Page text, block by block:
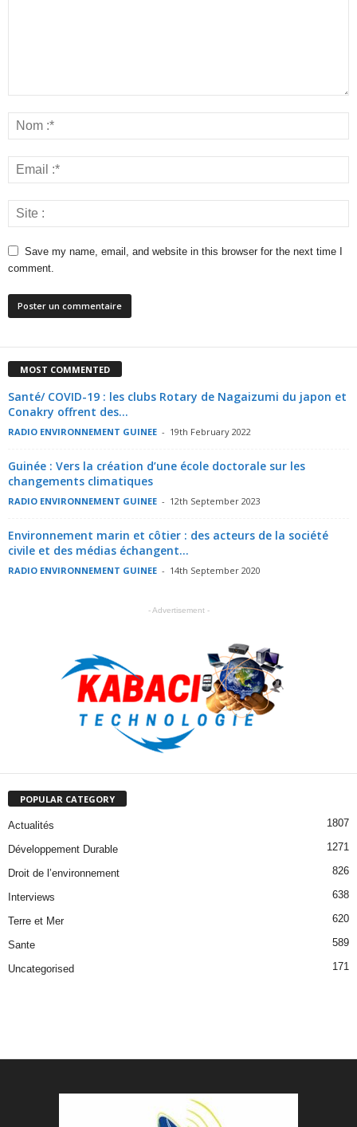
Save my name, email, and website in this browser for the next time I
comment.
MOST COMMENTED
Santé/ COVID-19 : les clubs Rotary de Nagaizumi du japon et
Conakry offrent des...
RADIO ENVIRONNEMENT GUINEE - 19th February 2022
Guinée : Vers la création d’une école doctorale sur les
changements climatiques
RADIO ENVIRONNEMENT GUINEE - 12th September 2023
Environnement marin et côtier : des acteurs de la société
civile et des médias échangent...
RADIO ENVIRONNEMENT GUINEE - 14th September 2020
- Advertisement -
POPULAR CATEGORY
Actualités 1807
Développement Durable 1271
Droit de l’environnement 826
Interviews 638
Terre et Mer 620
Sante 589
Uncategorised 171